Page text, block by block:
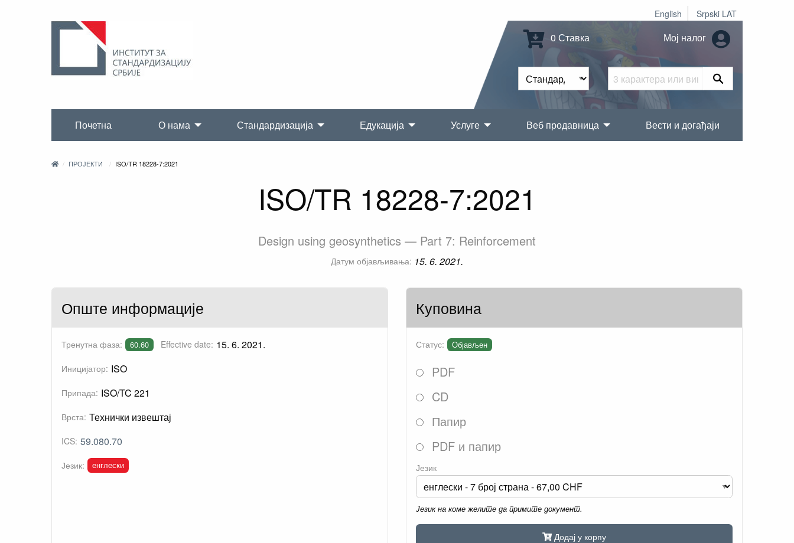
English Srpski LAT
0 Ставка Мој налог
Почетна О нама Стандардизација Едукација Услуге Веб продавница Вести и догађаји
ПРОЈЕКТИ ISO/TR 18228-7:2021
ISO/TR 18228-7:2021
Design using geosynthetics — Part 7: Reinforcement
Датум објављивања: 15. 6. 2021.
Опште информације
Тренутна фаза: 60.60 Effective date: 15. 6. 2021.
Иницијатор: ISO
Припада: ISO/TC 221
Врста: Технички извештај
ICS: 59.080.70
Језик: енглески
Куповина
Статус: Објављен
PDF
CD
Папир
PDF и папир
Језик
Језик на коме желите да примите документ.
Додај у корпу